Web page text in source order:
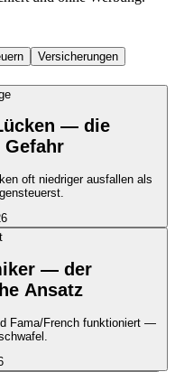
Versicherungen
— die
Gefahr
oft niedriger ausfallen als
— der
Ansatz
Fama/French funktioniert —